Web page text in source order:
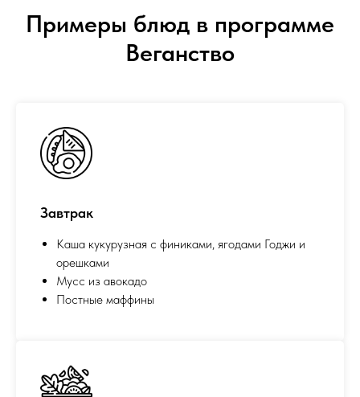
Примеры блюд в программе
Веганство
Завтрак
Каша кукурузная с финиками, ягодами Годжи и
орешками
Мусс из авокадо
Постные маффины